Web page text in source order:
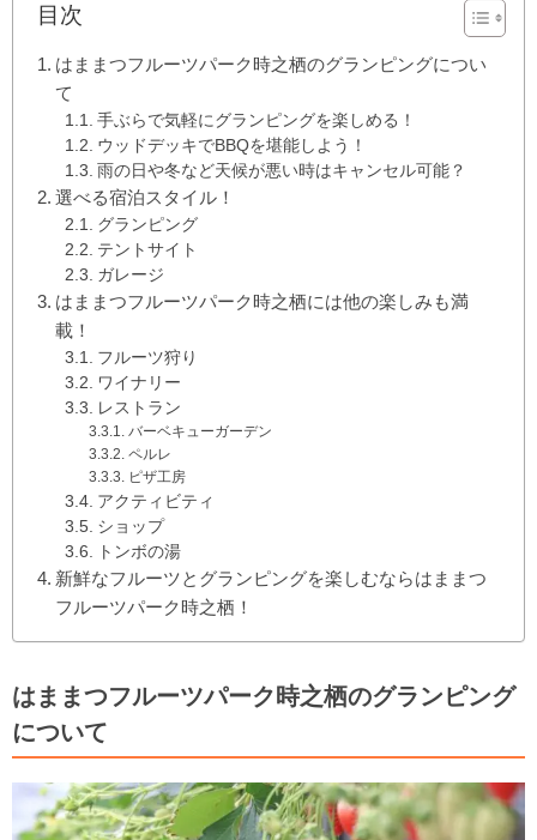
目次
はままつフルーツパーク時之栖のグランピングについ
て
手ぶらで気軽にグランピングを楽しめる！
ウッドデッキでBBQを堪能しよう！
雨の日や冬など天候が悪い時はキャンセル可能？
選べる宿泊スタイル！
グランピング
テントサイト
ガレージ
はままつフルーツパーク時之栖には他の楽しみも満
載！
フルーツ狩り
ワイナリー
レストラン
バーベキューガーデン
ペルレ
ピザ工房
アクティビティ
ショップ
トンボの湯
新鮮なフルーツとグランピングを楽しむならはままつ
フルーツパーク時之栖！
はままつフルーツパーク時之栖のグランピング
について